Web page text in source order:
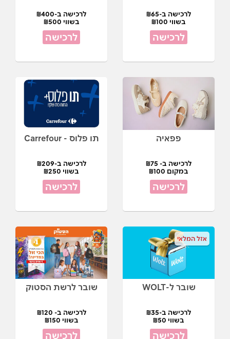
לרכישה ב-₪65
בשווי ₪100
לרכישה
לרכישה ב-₪400
בשווי ₪500
לרכישה
פפאיה
לרכישה ב- ₪75
במקום ₪100
לרכישה
תו פלוס - Carrefour
לרכישה ב-₪209
בשווי ₪250
לרכישה
שובר ל-WOLT
לרכישה ב-₪35
בשווי ₪50
לרכישה
אזל המלאי
שובר לרשת הסטוק
לרכישה ב- ₪120
בשווי ₪150
לרכישה